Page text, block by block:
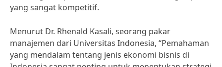
yang sangat kompetitif.
Menurut Dr. Rhenald Kasali, seorang pakar
manajemen dari Universitas Indonesia, “Pemahaman
yang mendalam tentang jenis ekonomi bisnis di